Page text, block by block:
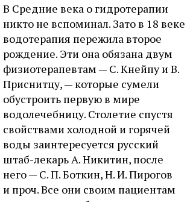
В Средние века о гидротерапии
никто не вспоминал. Зато в 18 веке
водотерапия пережила второе
рождение. Эти она обязана двум
физиотерапевтам — С. Кнейпу и В.
Приснитцу, — которые сумели
обустроить первую в мире
водолечебницу. Столетие спустя
свойствами холодной и горячей
воды заинтересуется русский
штаб-лекарь А. Никитин, после
него — С. П. Боткин, Н. И. Пирогов
и проч. Все они своим пациентам